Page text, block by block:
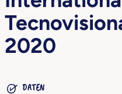
2020
DATEN